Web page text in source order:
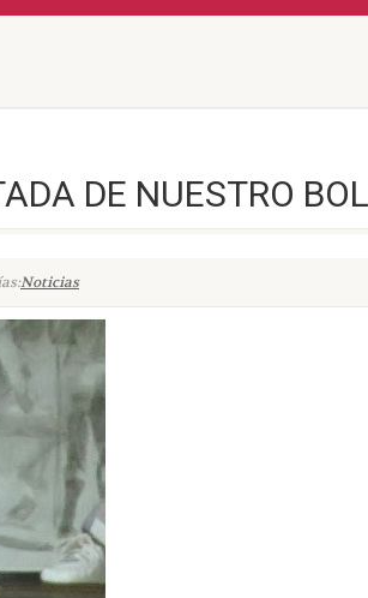
DE NUESTRO
Noticias